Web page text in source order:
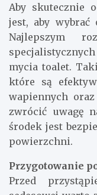
Aby skutecznie
jest, aby wybrać
Najlepszym
mycia toalet.
które są
wapiennych
zwrócić uwagę
środek jest
powierzchni.
Przygotowanie
Przed